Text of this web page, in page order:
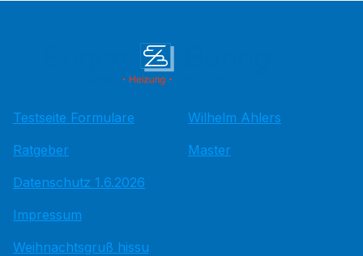
Testseite Formulare
Ratgeber
Datenschutz 1.6.2026
Impressum
Weihnachtsgruß hissu
Wilhelm Ahlers
Master